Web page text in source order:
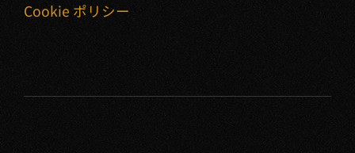
Cookie ポリシー